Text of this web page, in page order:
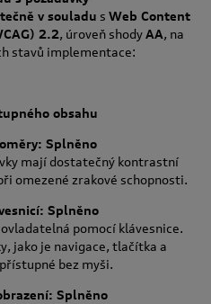
v souladu s Web Content
2.2, úroveň shodyAA, na
stavů implementace:
obsahu
Splněno
mají dostatečný kontrastní
omezené zrakové schopnosti.
Splněno
pomocí klávesnice.
jako je navigace, tlačítka a
bez myši.
Splněno